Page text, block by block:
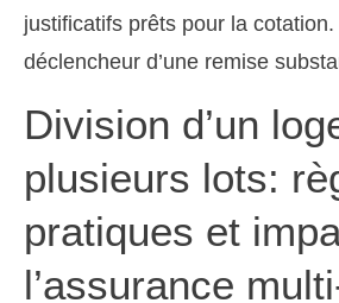
justificatifs prêts pour la cotation.
déclencheur d’une remise
Division d’un
plusieurs lots:
pratiques et
l’assurance